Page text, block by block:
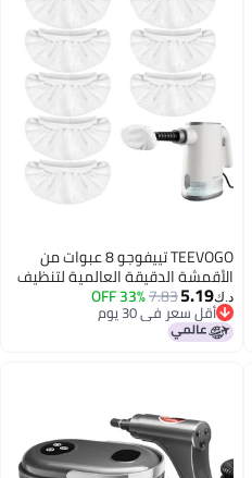
TEEVOGO تييفوجو 8 عبوات من
الأقمشة الدقيقة العالمية لتنظيف
البخار المحمول، وسادات قابلة
لإعادة الاستخدام والغسل بطبقتين،
متوافقة مع بيسل ستيم شوت،
5.19
7.83
33% OFF
أقل سعر في 30 يوم
أقل سعر في 30 يوم